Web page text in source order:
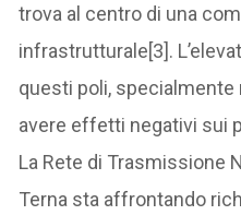
trova al centro di una
infrastrutturale[3].
questi poli, specialmente
avere effetti negativi sui
La Rete di Trasmissione
Terna sta affrontando